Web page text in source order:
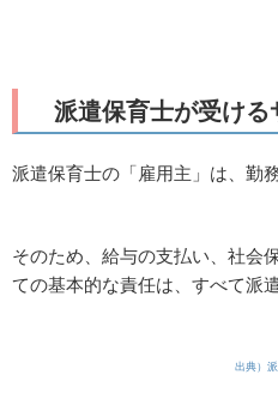
派遣保育士が受け
派遣保育士の「雇用主」は、勤
そのため、給与の支払い、社会
ての基本的な責任は、すべて派
出典）